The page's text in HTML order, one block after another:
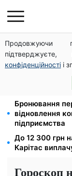
Продовжуючи
конфіденційності і
На стадіоні
товариський
та Франції
Права із
процедура,
Бронювання
відновлення
підприємства
До 12 300 грн
Карітас
Гороскоп